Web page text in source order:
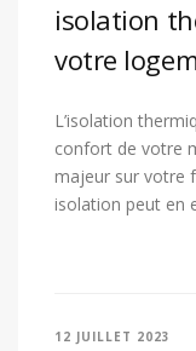
isolation
votre
L’isolation
confort de votre
majeur sur votre
isolation peut en
12 JUILLET 2023